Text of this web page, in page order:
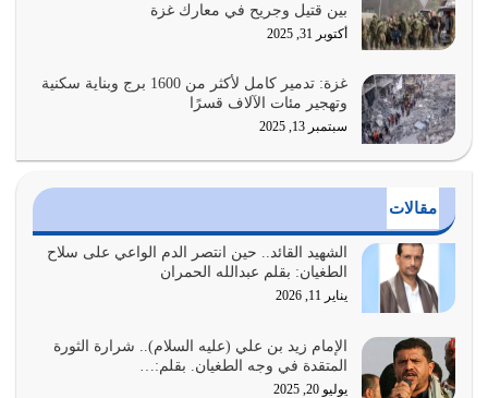
أراد الله لهذه الأمة ان تكون خير امة أخرجت للناس بالنهوض
بالأمر بالمعروف والنهي عن…
يوليو 25, 2026
الدين الذي شرعه الله لا يجوز أن يخضع لآرائنا وأهوائنا
أي أمة تتفرق في الدين وتتفرق في كيانها معناه أنها أصبحت
أمة عاجزة عن النهوض…
يوليو 23, 2026
بحبل الله جميعاً وليس كل…
يوليو 22, 2026
بين قتيل وجريح في معارك غزة
أكتوبر 31, 2025
غزة: تدمير كامل لأكثر من 1600 برج وبناية سكنية
وتهجير مئات الآلاف قسرًا
سبتمبر 13, 2025
مقالات
الشهيد القائد.. حين انتصر الدم الواعي على سلاح
الطغيان: بقلم عبدالله الحمران
يناير 11, 2026
الإمام زيد بن علي (عليه السلام).. شرارة الثورة
المتقدة في وجه الطغيان. بقلم:…
يوليو 20, 2025